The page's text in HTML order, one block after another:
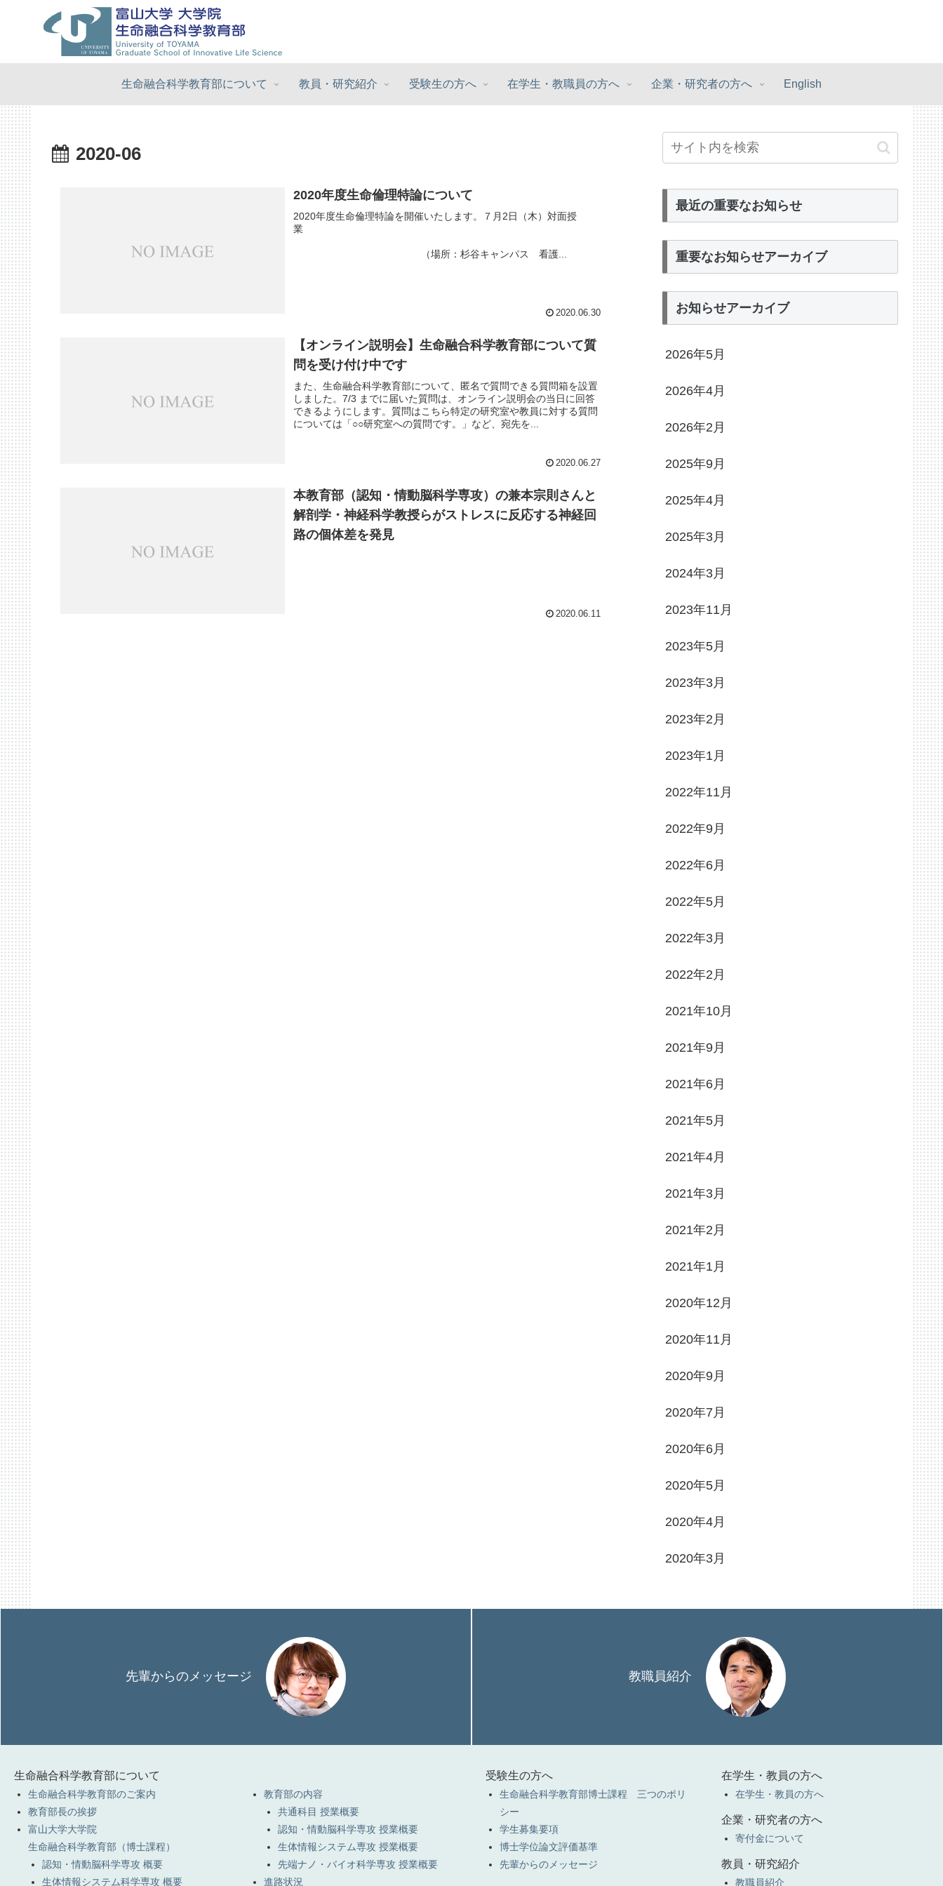
生命融合科学教育部について 教員・研究紹介 受験生の方へ 在学生・教職員の方へ 企業・研究者の方へ English
2020-06
2020年度生命倫理特論について
2020年度生命倫理特論を開催いたします。７月2日（木）対面授
業
（場所：杉谷キャンパス 看護...
2020.06.30
【オンライン説明会】生命融合科学教育部について質
問を受け付け中です
また、生命融合科学教育部について、匿名で質問できる質問箱を設置
しました。7/3 までに届いた質問は、オンライン説明会の当日に回答
できるようにします。質問はこちら特定の研究室や教員に対する質問
については「○○研究室への質問です。」など、宛先を...
2020.06.27
本教育部（認知・情動脳科学専攻）の兼本宗則さんと
解剖学・神経科学教授らがストレスに反応する神経回
路の個体差を発見
2020.06.11
最近の重要なお知らせ
重要なお知らせアーカイブ
お知らせアーカイブ
2026年5月
2026年4月
2026年2月
2025年9月
2025年4月
2025年3月
2024年3月
2023年11月
2023年5月
2023年3月
2023年2月
2023年1月
2022年11月
2022年9月
2022年6月
2022年5月
2022年3月
2022年2月
2021年10月
2021年9月
2021年6月
2021年5月
2021年4月
2021年3月
2021年2月
2021年1月
2020年12月
2020年11月
2020年9月
2020年7月
2020年6月
2020年5月
2020年4月
2020年3月
先輩からのメッセージ 教職員紹介
生命融合科学教育部について
生命融合科学教育部のご案内
教育部長の挨拶
富山大学大学院
生命融合科学教育部（博士課程）
認知・情動脳科学専攻 概要
生体情報システム科学専攻 概要
教育部の内容
共通科目 授業概要
認知・情動脳科学専攻 授業概要
生体情報システム専攻 授業概要
先端ナノ・バイオ科学専攻 授業概要
進路状況
受験生の方へ
生命融合科学教育部博士課程 三つのポリ
シー
学生募集要項
博士学位論文評価基準
先輩からのメッセージ
在学生・教員の方へ
在学生・教員の方へ
企業・研究者の方へ
寄付金について
教員・研究紹介
教職員紹介